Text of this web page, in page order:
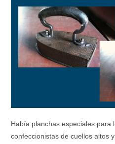
Había planchas especiales para
confeccionistas de cuellos altos